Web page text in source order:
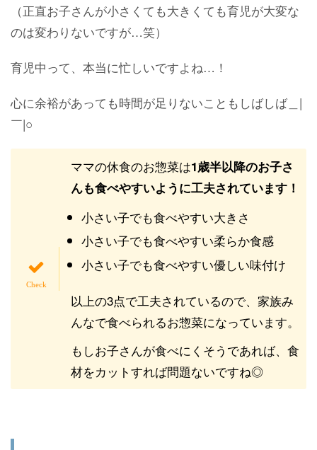
（正直お子さんが小さくても大きくても育児が大変な
のは変わりないですが…笑）
育児中って、本当に忙しいですよね…！
心に余裕があっても時間が足りないこともしばしば＿|
￣|○
ママの休食のお惣菜は1歳半以降のお子さ
んも食べやすいように工夫されています！
小さい子でも食べやすい大きさ
小さい子でも食べやすい柔らか食感
小さい子でも食べやすい優しい味付け
以上の3点で工夫されているので、家族み
んなで食べられるお惣菜になっています。
もしお子さんが食べにくそうであれば、食
材をカットすれば問題ないですね◎